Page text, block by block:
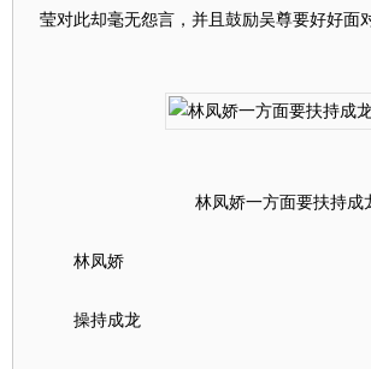
莹对此却毫无怨言，并且鼓励吴尊要好好面对
林凤娇一方面要扶持成
林凤娇
操持成龙